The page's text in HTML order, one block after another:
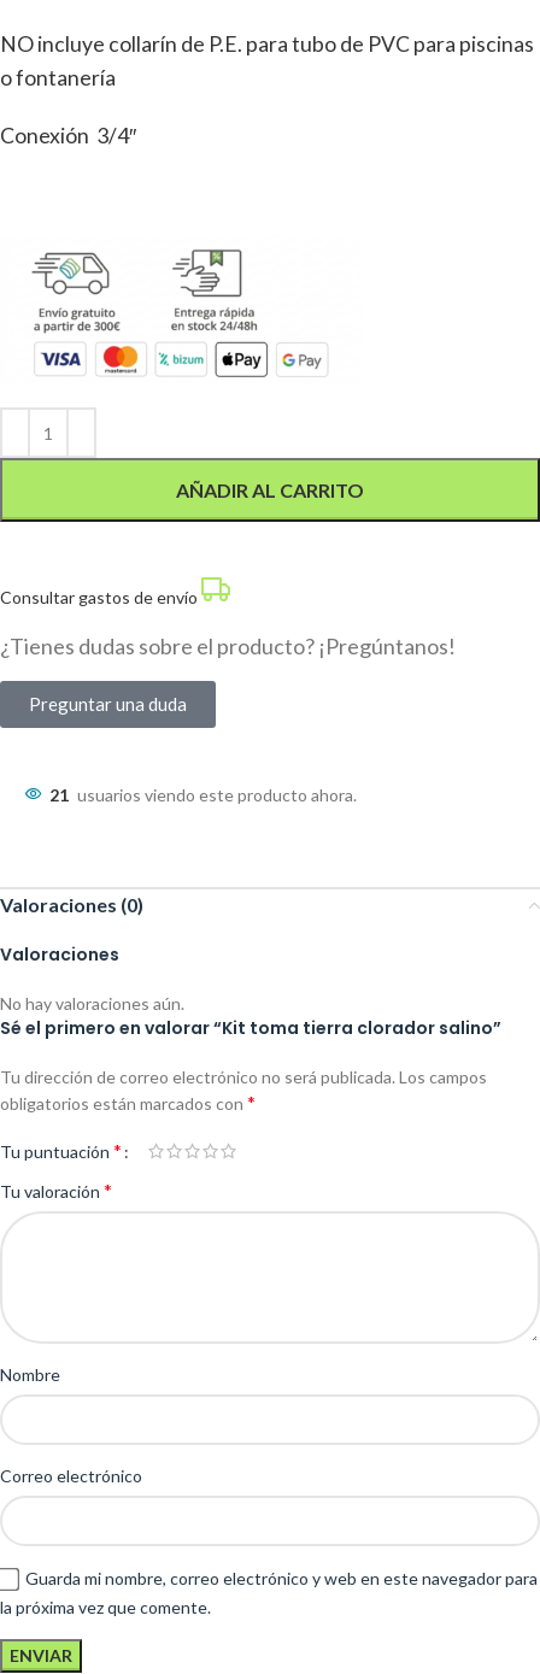
NO incluye collarín de P.E. para tubo de PVC para piscinas
o fontanería
Conexión 3/4″
AÑADIR AL CARRITO
Consultar gastos de envío
¿Tienes dudas sobre el producto? ¡Pregúntanos!
Preguntar una duda
21 usuarios viendo este producto ahora.
Valoraciones (0)
Valoraciones
No hay valoraciones aún.
Sé el primero en valorar “Kit toma tierra clorador salino”
Tu dirección de correo electrónico no será publicada. Los campos
obligatorios están marcados con *
Tu puntuación *
Tu valoración *
Nombre
Correo electrónico
Guarda mi nombre, correo electrónico y web en este navegador para
la próxima vez que comente.
Alternative: